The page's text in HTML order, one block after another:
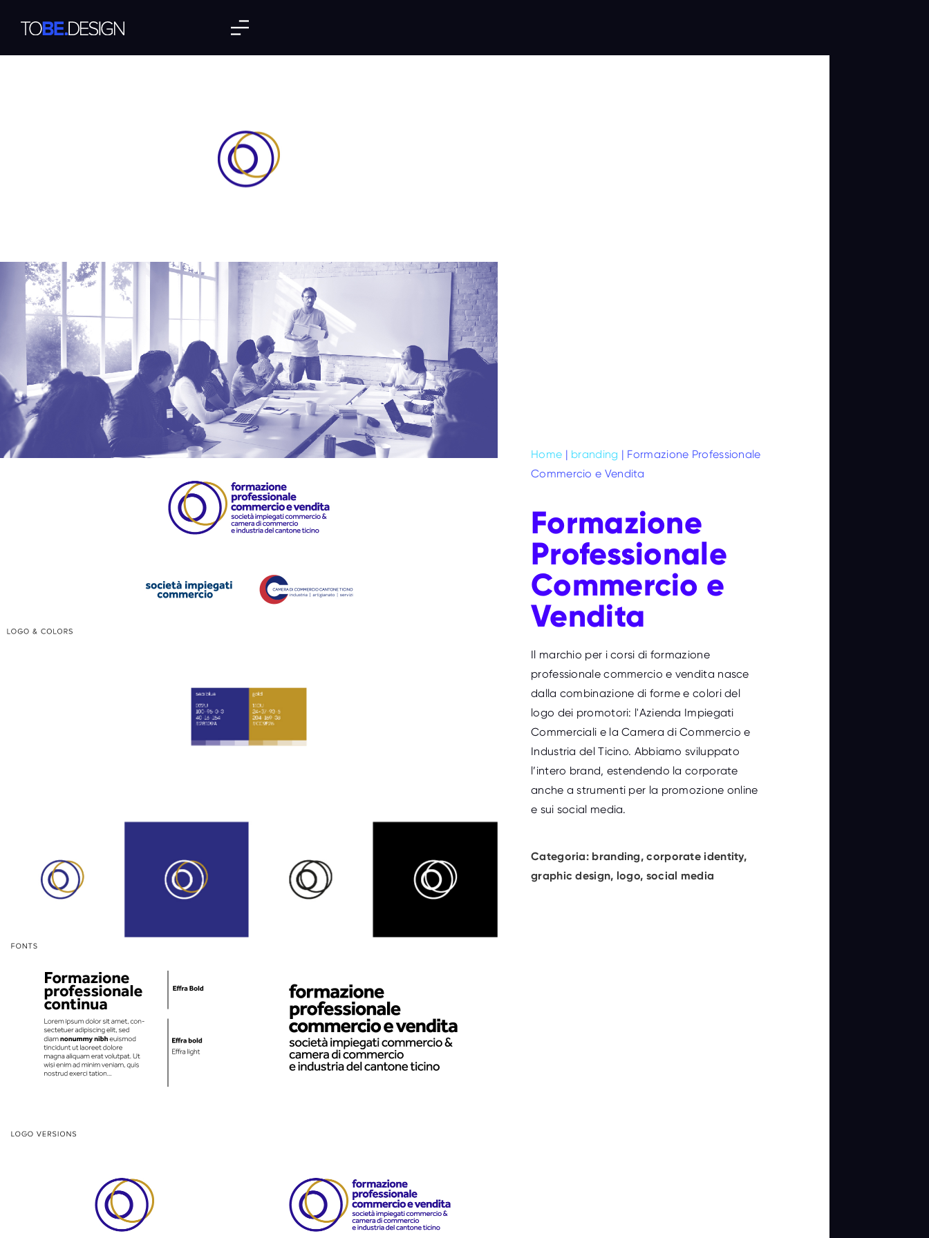
Home | branding | Formazione Professionale
Commercio e Vendita
Formazione
Professionale
Commercio e
Vendita
Il marchio per i corsi di formazione
professionale commercio e vendita nasce
dalla combinazione di forme e colori del
logo dei promotori: l'Azienda Impiegati
Commerciali e la Camera di Commercio e
Industria del Ticino. Abbiamo sviluppato
l’intero brand, estendendo la corporate
anche a strumenti per la promozione online
e sui social media.
Categoria: branding,corporate identity,
graphic design, logo, social media